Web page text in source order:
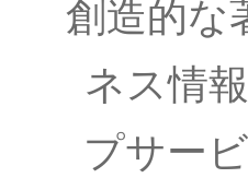
創造的な
ネス情
プサー